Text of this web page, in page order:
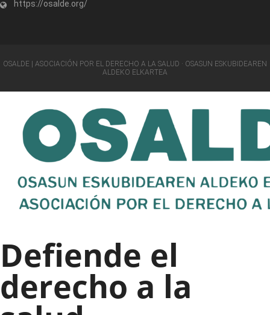
https://osalde.org/
OSALDE | ASOCIACIÓN POR EL DERECHO A LA SALUD · OSASUN ESKUBIDEAREN
ALDEKO ELKARTEA
Defiende el
derecho a la